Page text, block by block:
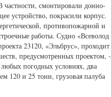
смонтировали донно-
устройство, покрасили корпус.
противопожарной и
работы. Судно «Всеволод
23120, «Эльбрус», проходит
предусмотренных проектом, -
погодных условиях, два
120 и 25 тонн, грузовая палуба